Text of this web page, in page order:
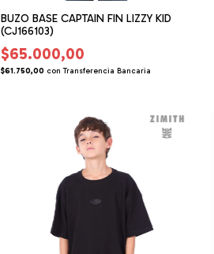
BUZO BASE CAPTAIN FIN LIZZY KID
(CJ166103)
$65.000,00
$61.750,00 con Transferencia Bancaria